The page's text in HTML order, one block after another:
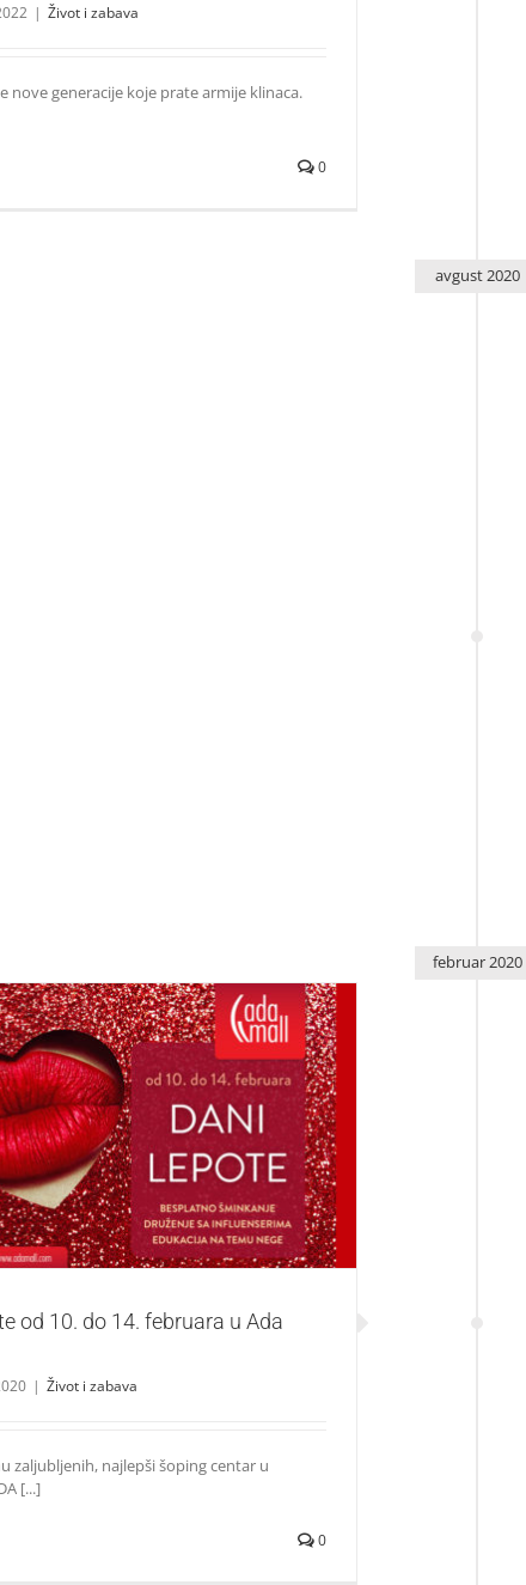
| Život i zabava
nove generacije koje prate armije klinaca.
0
avgust 2020
februar 2020
od 10. do 14. februara u Ada Mall-u
Život i zabava
od 10. do 14. februara u Ada
| Život i zabava
zaljubljenih, najlepši šoping centar u
[...]
0